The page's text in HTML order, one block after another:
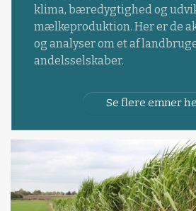
klima, bæredygtighed og
mælkeproduktion. Her er de
og analyser om et af
andelsselskaber.
Se flere emner